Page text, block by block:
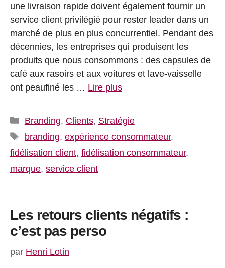
une livraison rapide doivent également fournir un
service client privilégié pour rester leader dans un
marché de plus en plus concurrentiel. Pendant des
décennies, les entreprises qui produisent les
produits que nous consommons : des capsules de
café aux rasoirs et aux voitures et lave-vaisselle
ont peaufiné les … Lire plus
Catégories
Branding, Clients, Stratégie
Étiquettes
branding, expérience consommateur,
fidélisation client, fidélisation consommateur,
marque, service client
Les retours clients négatifs :
c’est pas perso
par Henri Lotin